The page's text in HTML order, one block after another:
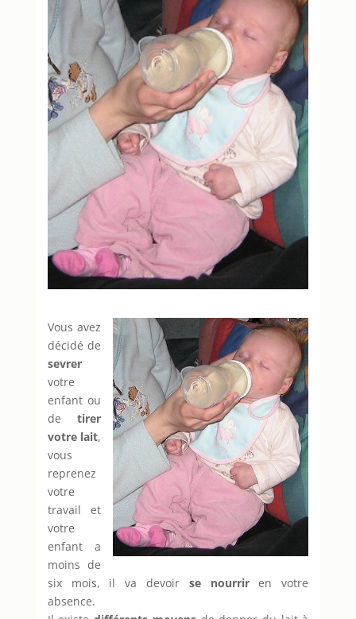
Vous avez
décidé de
sevrer
votre
enfant ou
detirer
votre lait,
vous
reprenez
votre
travail et
votre
enfant a
moins de
six mois, il va devoir se nourriren votre
absence.